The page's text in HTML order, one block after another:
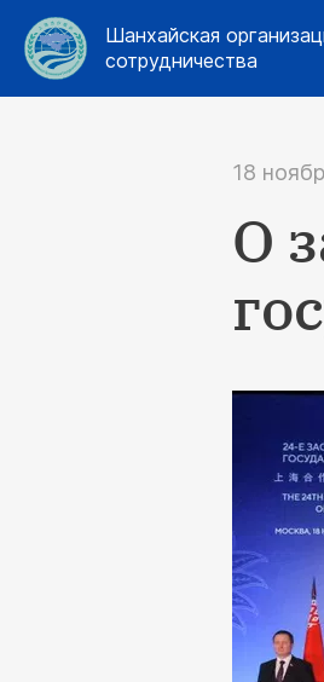
Шанхайская
сотрудничества
18
О